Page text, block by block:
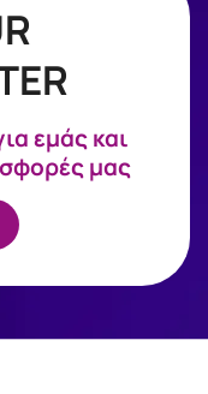
εμάς και
μας